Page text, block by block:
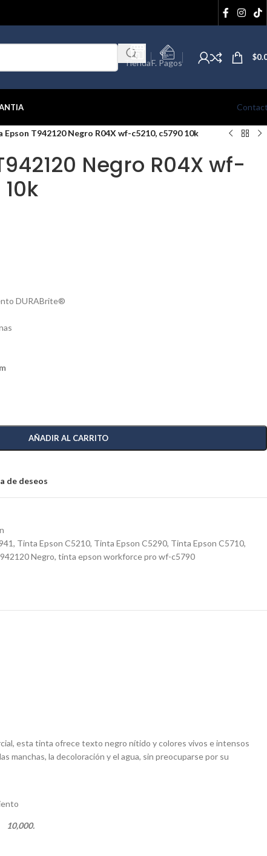
TiendaF. Pagos
$
Epson T942120 Negro R04X wf-c5210, c5790 10k
Negro R04X wf-
DURABrite®
AÑADIR AL CARRITO
de deseos
, Tinta Epson C5210, Tinta Epson C5290, Tinta Epson C5710,
Negro, tinta epson workforce pro wf-c5790
esta tinta ofrece texto negro nítido y colores vivos e intensos
manchas, la decoloración y el agua, sin preocuparse por su
10,000.